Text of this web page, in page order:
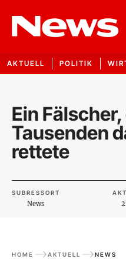
AKTUELL POLITIK
Ein
Tausenden
rettete
SUBRESSORT
News
HOME AKTUELL NEWS